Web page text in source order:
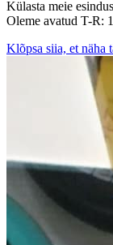
Külasta meie
Oleme avatud T-R:
Klõpsa siia, et näha